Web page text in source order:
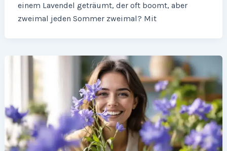
einem Lavendel geträumt, der oft boomt, aber
zweimal jeden Sommer zweimal? Mit